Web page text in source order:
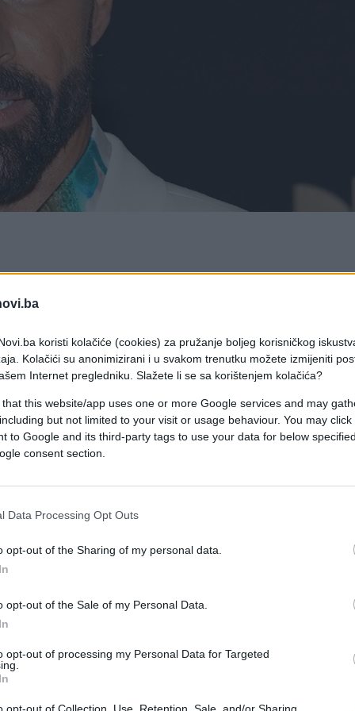
koristi kolačiće (cookies) za pružanje boljeg korisničkog
Kolačići su anonimizirani i u svakom trenutku možete izmijeniti
Internet pregledniku. Slažete li se sa korištenjem kolačića?
that this website/app uses one or more Google services and may
but not limited to your visit or usage behaviour. You may
to Google and its third-party tags to use your data for below
consent section.
Data Processing Opt Outs
opt-out of the Sharing of my personal data.
opt-out of the Sale of my Personal Data.
opt-out of processing my Personal Data for Targeted
Dana nezavisnosti Crne Gore došlo je
u publici bačen suzavac.
je zavladala panika. Dio publike počeo je
svjedoci naveli da su ljudi plakali i u strahu
Bačen je suzavac. Mnogi su mislili da je
je nastavljen.
dolasku i izrazio želju da publici priredi večer
energijom.
jezik i geografiju i želim da svi odu s osjećajem
prije koncerta.